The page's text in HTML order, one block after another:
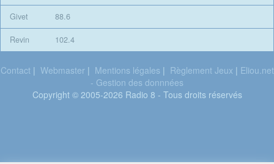
Givet 88.6
Revin 102.4
Contact| Webmaster| Mentions légales | Règlement Jeux | Eliou.net
- Gestion des donnnées
Copyright © 2005-2026 Radio 8 - Tous droits réservés